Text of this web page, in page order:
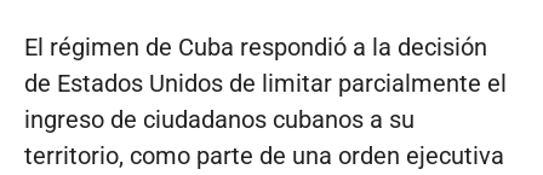
El régimen de Cuba respondió a la decisión
de Estados Unidos de limitar parcialmente el
ingreso de ciudadanos cubanos a su
territorio, como parte de una orden ejecutiva